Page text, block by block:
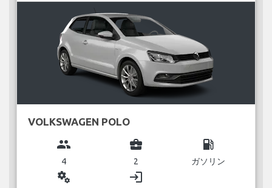
VOLKSWAGEN POLO
group
4
business_center
2
local_gas_station
ガソリン
miscellaneous_services login